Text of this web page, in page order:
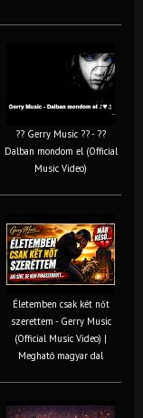
?? Gerry Music ?? - ??
Dalban mondom el (Official
Music Video)
Életemben csak két nőt
szerettem - Gerry Music
(Official Music Video) |
Megható magyar dal